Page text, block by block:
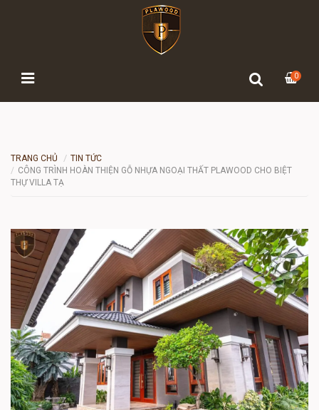
0
TRANG CHỦ
TIN TỨC
CÔNG TRÌNH HOÀN THIỆN GỖ NHỰA NGOẠI THẤT PLAWOOD CHO BIỆT
THỰ VILLA TẠ